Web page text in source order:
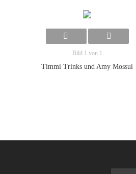
Bild 1 von 1
Timmi Trinks und Amy Mossul